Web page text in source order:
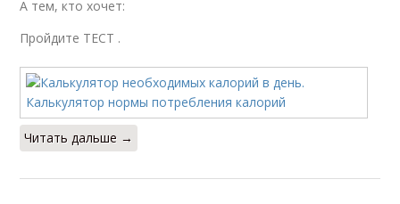
А тем, кто хочет:
Пройдите ТЕСТ .
Читать дальше →